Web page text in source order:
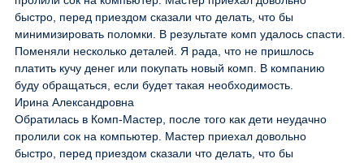
быстро, перед приездом сказали что делать, что бы
минимизировать поломки. В результате комп удалось спасти.
Поменяли несколько деталей. Я рада, что не пришлось
платить кучу денег или покупать новый комп. В компанию
буду обращаться, если будет такая необходимость.
Ирина Александровна
Обратилась в Комп-Мастер, после того как дети неудачно
пролили сок на компьютер. Мастер приехал довольно
быстро, перед приездом сказали что делать, что бы